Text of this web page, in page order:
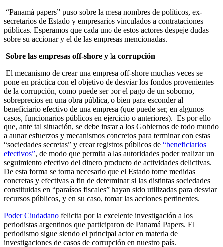
“Panamá papers” puso sobre la mesa nombres de políticos, ex-
secretarios de Estado y empresarios vinculados a contrataciones
públicas. Esperamos que cada uno de estos actores despeje dudas
sobre su accionar y el de las empresas mencionadas.
Sobre las empresas off-shore y la corrupción
El mecanismo de crear una empresa off-shore muchas veces se
pone en práctica con el objetivo de desviar los fondos provenientes
de la corrupción, como puede ser por el pago de un soborno,
sobreprecios en una obra pública, o bien para esconder al
beneficiario efectivo de una empresa (que puede ser, en algunos
casos, funcionarios públicos en ejercicio o anteriores). Es por ello
que, ante tal situación, se debe instar a los Gobiernos de todo mundo
a aunar esfuerzos y mecanismos concretos para terminar con estas
“sociedades secretas” y crear registros públicos de “beneficiarios
efectivos”, de modo que permita a las autoridades poder realizar un
seguimiento efectivo del dinero producto de actividades delictivas.
De esta forma se torna necesario que el Estado tome medidas
concretas y efectivas a fin de determinar si las distintas sociedades
constituidas en “paraísos fiscales” hayan sido utilizadas para desviar
recursos públicos, y en su caso, tomar las acciones pertinentes.
Poder Ciudadano felicita por la excelente investigación a los
periodistas argentinos que participaron de Panamá Papers. El
periodismo sigue siendo el principal actor en materia de
investigaciones de casos de corrupción en nuestro país.